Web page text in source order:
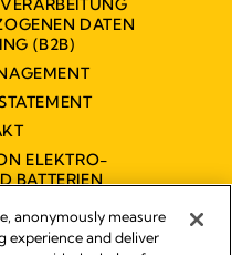
DATEN
(B2B)
ELEKTRO-
BATTERIEN
anonymously measure
experience and deliver